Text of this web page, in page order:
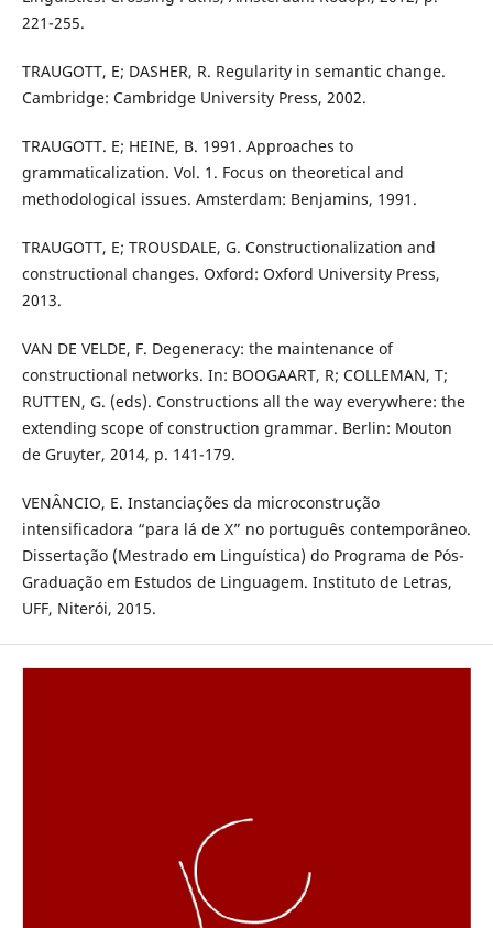
221-255.
TRAUGOTT, E; DASHER, R. Regularity in semantic change.
Cambridge: Cambridge University Press, 2002.
TRAUGOTT. E; HEINE, B. 1991. Approaches to
grammaticalization. Vol. 1. Focus on theoretical and
methodological issues. Amsterdam: Benjamins, 1991.
TRAUGOTT, E; TROUSDALE, G. Constructionalization and
constructional changes. Oxford: Oxford University Press,
2013.
VAN DE VELDE, F. Degeneracy: the maintenance of
constructional networks. In: BOOGAART, R; COLLEMAN, T;
RUTTEN, G. (eds). Constructions all the way everywhere: the
extending scope of construction grammar. Berlin: Mouton
de Gruyter, 2014, p. 141-179.
VENÂNCIO, E. Instanciações da microconstrução
intensificadora “para lá de X” no português contemporâneo.
Dissertação (Mestrado em Linguística) do Programa de Pós-
Graduação em Estudos de Linguagem. Instituto de Letras,
UFF, Niterói, 2015.